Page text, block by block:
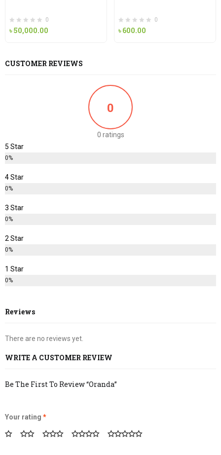
0
৳50,000.00
0
৳600.00
CUSTOMER REVIEWS
0
0 ratings
5 Star
0%
4 Star
0%
3 Star
0%
2 Star
0%
1 Star
0%
Reviews
There are no reviews yet.
WRITE A CUSTOMER REVIEW
Be The First To Review “Oranda”
Your rating *